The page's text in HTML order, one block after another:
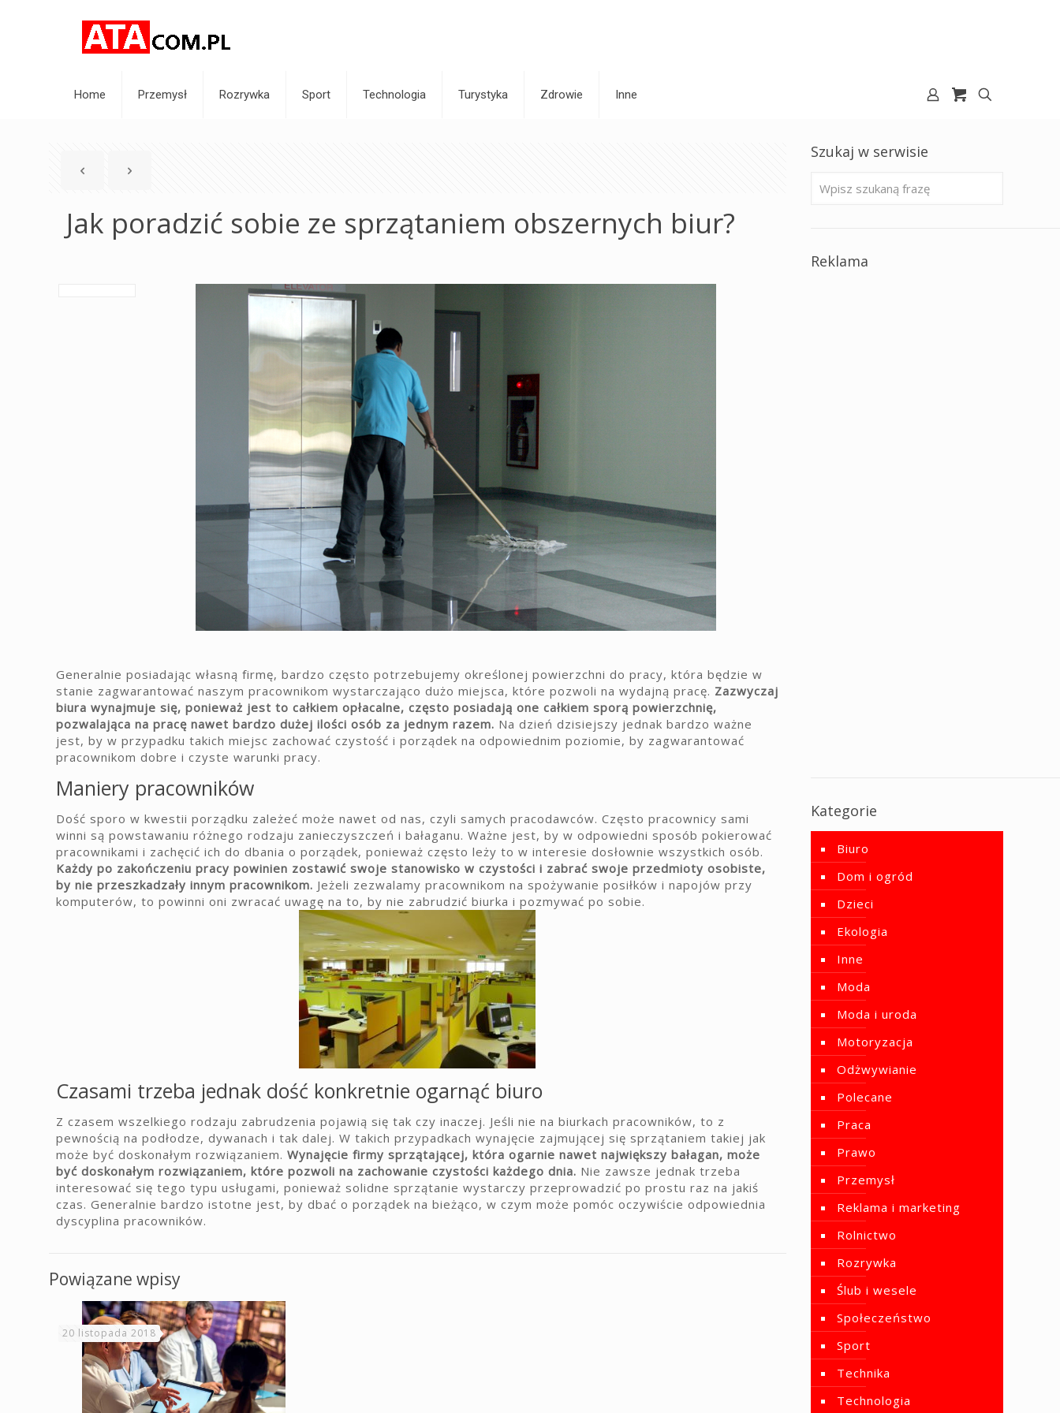
Home Przemysł Rozrywka Sport Technologia Turystyka Zdrowie Inne
Jak poradzić sobie ze sprzątaniem obszernych biur?
Generalnie posiadając własną firmę, bardzo często potrzebujemy określonej powierzchni do pracy, która będzie w
stanie zagwarantować naszym pracownikom wystarczająco dużo miejsca, które pozwoli na wydajną pracę. Zazwyczaj
biura wynajmuje się, ponieważ jest to całkiem opłacalne, często posiadają one całkiem sporą powierzchnię,
pozwalająca na pracę nawet bardzo dużej ilości osób za jednym razem. Na dzień dzisiejszy jednak bardzo ważne
jest, by w przypadku takich miejsc zachować czystość i porządek na odpowiednim poziomie, by zagwarantować
pracownikom dobre i czyste warunki pracy.
Maniery pracowników
Dość sporo w kwestii porządku zależeć może nawet od nas, czyli samych pracodawców. Często pracownicy sami
winni są powstawaniu różnego rodzaju zanieczyszczeń i bałaganu. Ważne jest, by w odpowiedni sposób pokierować
pracownikami i zachęcić ich do dbania o porządek, ponieważ często leży to w interesie dosłownie wszystkich osób.
Każdy po zakończeniu pracy powinien zostawić swoje stanowisko w czystości i zabrać swoje przedmioty osobiste,
by nie przeszkadzały innym pracownikom. Jeżeli zezwalamy pracownikom na spożywanie posiłków i napojów przy
komputerów, to powinni oni zwracać uwagę na to, by nie zabrudzić biurka i pozmywać po sobie.
Czasami trzeba jednak dość konkretnie ogarnąć biuro
Z czasem wszelkiego rodzaju zabrudzenia pojawią się tak czy inaczej. Jeśli nie na biurkach pracowników, to z
pewnością na podłodze, dywanach i tak dalej. W takich przypadkach wynajęcie zajmującej się sprzątaniem takiej jak
może być doskonałym rozwiązaniem. Wynajęcie firmy sprzątającej, która ogarnie nawet największy bałagan, może
być doskonałym rozwiązaniem, które pozwoli na zachowanie czystości każdego dnia. Nie zawsze jednak trzeba
interesować się tego typu usługami, ponieważ solidne sprzątanie wystarczy przeprowadzić po prostu raz na jakiś
czas. Generalnie bardzo istotne jest, by dbać o porządek na bieżąco, w czym może pomóc oczywiście odpowiednia
dyscyplina pracowników.
Powiązane wpisy
20 listopada 2018
Szukaj w serwisie
Reklama
Kategorie
Biuro
Dom i ogród
Dzieci
Ekologia
Inne
Moda
Moda i uroda
Motoryzacja
Odżwywianie
Polecane
Praca
Prawo
Przemysł
Reklama i marketing
Rolnictwo
Rozrywka
Ślub i wesele
Społeczeństwo
Sport
Technika
Technologia